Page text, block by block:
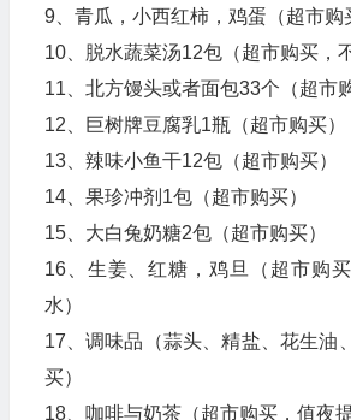
9、青瓜，小西红柿，鸡蛋（超市购
10、脱水蔬菜汤12包（超市购买，
11、北方馒头或者面包33个（超市
12、巨树牌豆腐乳1瓶（超市购买）
13、辣味小鱼干12包（超市购买）
14、果珍冲剂1包（超市购买）
15、大白兔奶糖2包（超市购买）
16、生姜、红糖，鸡旦（超市购
水）
17、调味品（蒜头、精盐、花生油
买）
18、咖啡与奶茶（超市购买，值夜提